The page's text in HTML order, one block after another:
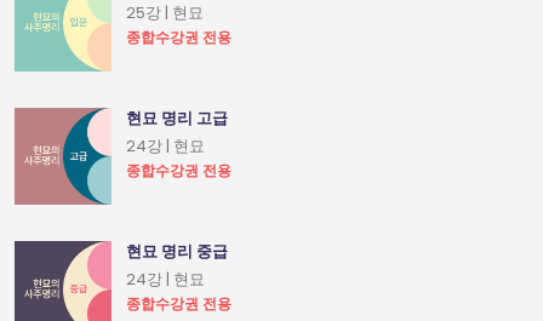
25강 | 현묘
종합수강권 전용
현묘 명리 고급
24강 | 현묘
종합수강권 전용
현묘 명리 중급
24강 | 현묘
종합수강권 전용